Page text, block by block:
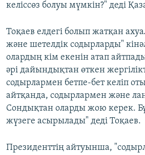
келіссөз болуы мүмкін?" деді
Тоқаев елдегі болып жатқан
және шетелдік содырларды"
олардың кім екенін атап
әрі дайындықтан өткен
содырлармен бетпе-бет келіп
айтқанда, содырлармен және
Сондықтан оларды жою керек.
жүзеге асырылады" деді Тоқаев.
Президенттің айтуынша,